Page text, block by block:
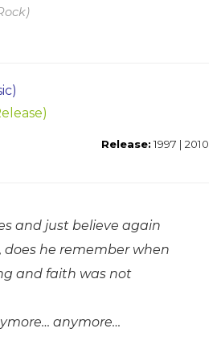
Release:1997 | 2010
and just believe again
does he remember when
and faith was not
anymore…